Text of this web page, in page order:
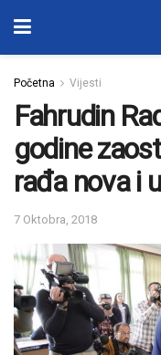
Početna Vijesti
Fahrudin
godine
rađa nova i
7 Oktobra, 2018